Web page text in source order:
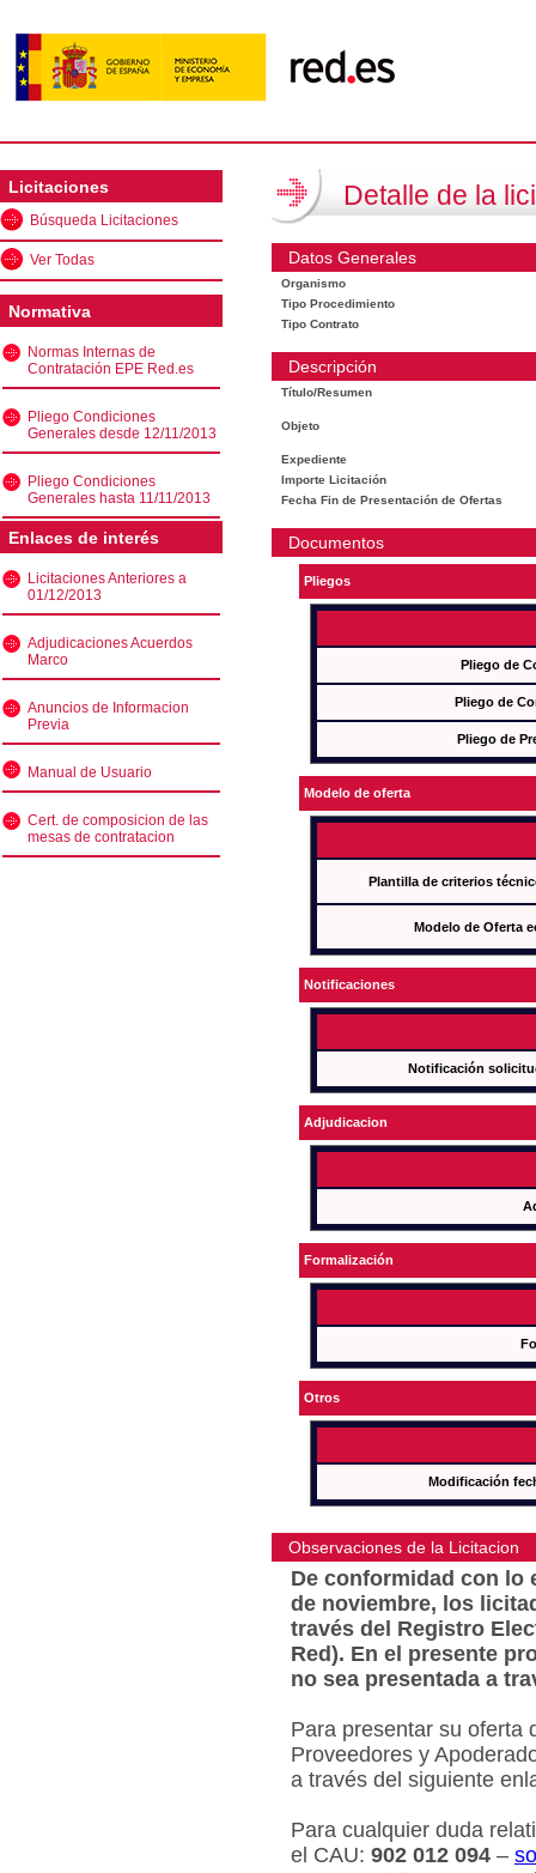
Licitaciones
Búsqueda Licitaciones
Ver Todas
Normativa
Normas Internas de
Contratación EPE Red.es
Pliego Condiciones
Generales desde 12/11/2013
Pliego Condiciones
Generales hasta 11/11/2013
Enlaces de interés
Licitaciones Anteriores a
01/12/2013
Adjudicaciones Acuerdos
Marco
Anuncios de Informacion
Previa
Manual de Usuario
Cert. de composicion de las
mesas de contratacion
Detalle de la
Datos Generales
Organismo
Tipo Procedimiento
Tipo Contrato
Descripción
Título/Resumen
Objeto
Expediente
Importe Licitación
Fecha Fin de Presentación de Ofertas
Documentos
Pliegos
Pliego de
Pliego de
Pliego de
Modelo de oferta
Plantilla de criterios
Modelo de Oferta
Notificaciones
Notificación
Adjudicacion
Formalización
Otros
Modificación
Observaciones de la Licitacion
De conformidad con lo
de noviembre, los
través del Registro
Red). En el presente
no sea presentada a
Para presentar su oferta
Proveedores y
a través del siguiente
Para cualquier duda
el CAU: 902 012 094 –